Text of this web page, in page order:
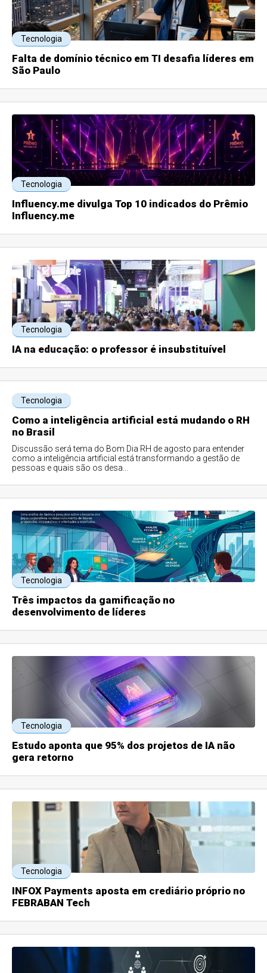
Tecnologia
Falta de domínio técnico em TI desafia líderes em
São Paulo
Tecnologia
Influency.me divulga Top 10 indicados do Prêmio
Influency.me
Tecnologia
IA na educação: o professor é insubstituível
Tecnologia
Como a inteligência artificial está mudando o RH
no Brasil
Discussão será tema do Bom Dia RH de agosto para entender
como a inteligência artificial está transformando a gestão de
pessoas e quais são os desa...
Tecnologia
Três impactos da gamificação no
desenvolvimento de líderes
Tecnologia
Estudo aponta que 95% dos projetos de IA não
gera retorno
Tecnologia
INFOX Payments aposta em crediário próprio no
FEBRABAN Tech